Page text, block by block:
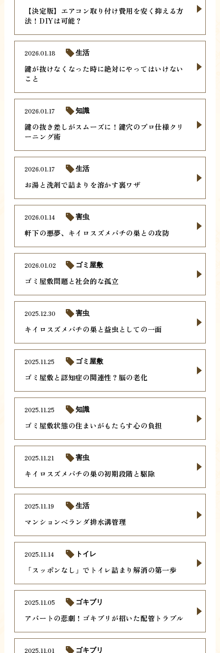
【決定版】エアコン取り付け費用を安く抑える方
法！DIYは可能？
鍵が抜けなくなった時に絶対にやってはいけない
こと
2026.01.18 生活
鍵の抜き差しがスムーズに！鍵穴のプロ仕様クリ
ーニング術
2026.01.17 知識
お湯と洗剤で詰まりを溶かす裏ワザ
2026.01.17 生活
軒下の悪夢、キイロスズメバチの巣との攻防
2026.01.14 害虫
ゴミ屋敷問題と社会的な孤立
2026.01.02 ゴミ屋敷
キイロスズメバチの巣と益虫としての一面
2025.12.30 害虫
ゴミ屋敷と認知症の関連性？脳の老化
2025.11.25 ゴミ屋敷
ゴミ屋敷状態の住まいがもたらす心の負担
2025.11.25 知識
キイロスズメバチの巣の初期段階と駆除
2025.11.21 害虫
マンションベランダ排水溝管理
2025.11.19 生活
「スッポンなし」でトイレ詰まり解消の第一歩
2025.11.14 トイレ
アパートの悲劇！ゴキブリが招いた配管トラブル
2025.11.05 ゴキブリ
2025.11.01 ゴキブリ